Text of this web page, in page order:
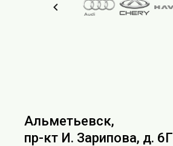
Альметьевск,
пр-кт И. Зарипова, д. 6Г